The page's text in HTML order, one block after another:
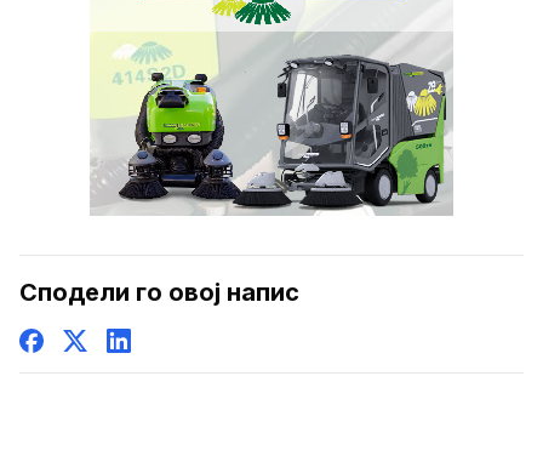
Сподели го овој напис